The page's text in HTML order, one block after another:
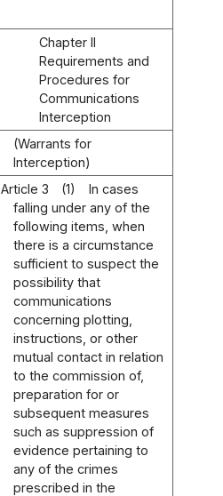
Chapter II
Requirements and
Procedures for
Communications
Interception
(Warrants for
Interception)
Article 3 (1)
In cases
falling under any of the
following items, when
there is a circumstance
sufficient to suspect the
possibility that
communications
concerning plotting,
instructions, or other
mutual contact in relation
to the commission of,
preparation for or
subsequent measures
such as suppression of
evidence pertaining to
any of the crimes
prescribed in the